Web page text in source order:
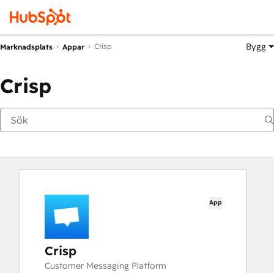
Marknadsplats Appar Crisp Bygg
Crisp
App
Crisp
Customer Messaging Platform